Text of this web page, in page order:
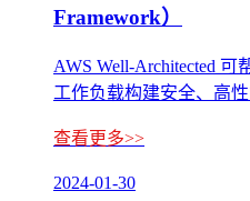
Framework）
AWS Well-Architected
工作负载构建安全、高
查看更多>>
2024-01-30